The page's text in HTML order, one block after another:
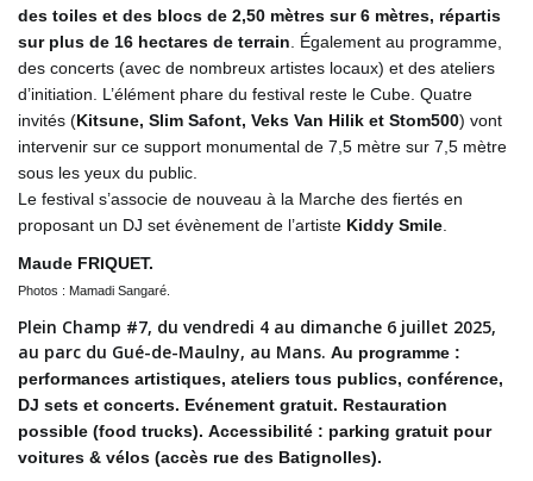
des toiles et des blocs de 2,50 mètres sur 6 mètres, répartis
sur plus de 16 hectares de terrain . Également au programme,
des concerts (avec de nombreux artistes locaux) et des ateliers
d’initiation. L’élément phare du festival reste le Cube. Quatre
invités (Kitsune, Slim Safont, Veks Van Hilik et Stom500) vont
intervenir sur ce support monumental de 7,5 mètre sur 7,5 mètre
sous les yeux du public.
Le festival s’associe de nouveau à la Marche des fiertés en
proposant un DJ set évènement de l’artiste Kiddy Smile
Maude FRIQUET.
Photos : Mamadi Sangaré.
Plein Champ #7, du vendredi 4 au dimanche 6 juillet 2025,
au parc du Gué-de-Maulny, au Mans. Au programme :
performances artistiques, ateliers tous publics, conférence,
DJ sets et concerts. Evénement gratuit. Restauration
possible (food trucks). Accessibilité : parking gratuit pour
voitures & vélos (accès rue des Batignolles).